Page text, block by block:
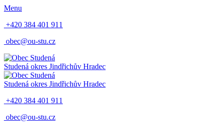
Menu
+420 384 401 911
obec@ou-stu.cz
Studená okres Jindřichův Hradec
Studená okres Jindřichův Hradec
+420 384 401 911
obec@ou-stu.cz